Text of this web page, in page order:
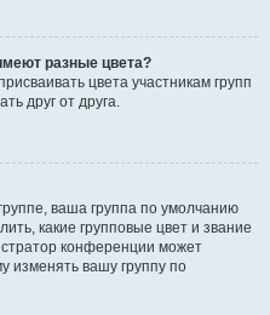
разные цвета?
цвета участникам групп
друг от друга.
ваша группа по умолчанию
какие групповые цвет и звание
конференции может
изменять вашу группу по